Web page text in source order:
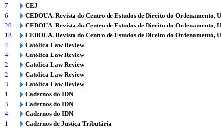
7
CEJ
6
CEDOUA. Revista do Centro de Estudos de Direito do Ordenamento,
20
CEDOUA. Revista do Centro de Estudos de Direito do Ordenamento,
18
CEDOUA. Revista do Centro de Estudos de Direito do Ordenamento,
4
Católica Law Review
4
Católica Law Review
2
Católica Law Review
2
Católica Law Review
3
Católica Law Review
1
Cadernos do IDN
3
Cadernos do IDN
4
Cadernos do IDN
1
Cadernos de Justiça Tributária